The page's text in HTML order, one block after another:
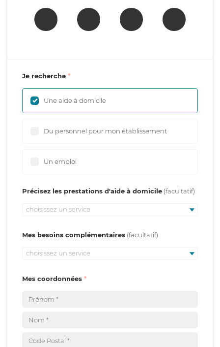
Je recherche
Une aide à domicile
Du personnel pour mon établissement
Un emploi
Précisez les prestations d'aide à domicile
choisissez un service
Mes besoins complémentaires
choisissez un service
Mes coordonnées